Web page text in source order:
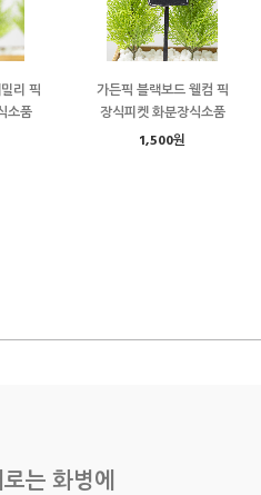
리 픽
소품
가든픽 블랙보드 웰컴 픽
장식피켓 화분장식소품
1,500원
는 화병에